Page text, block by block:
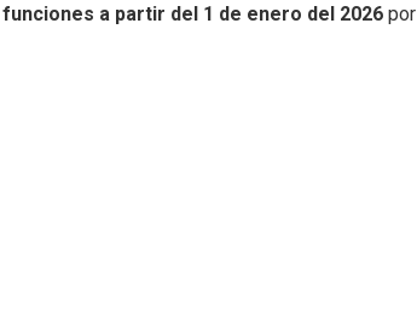
a partir del 1 de enero del 2026 por